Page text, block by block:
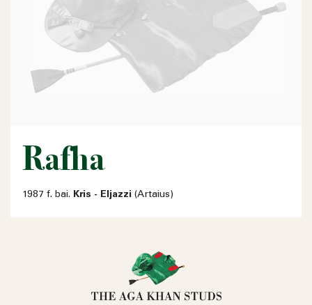
Rafha
1987 f. bai. Kris - Eljazzi (Artaius)